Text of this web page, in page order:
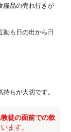
糧品の売れ行きが
動も日の出から日
ちが大切です。
徒の面前での飲
ます。